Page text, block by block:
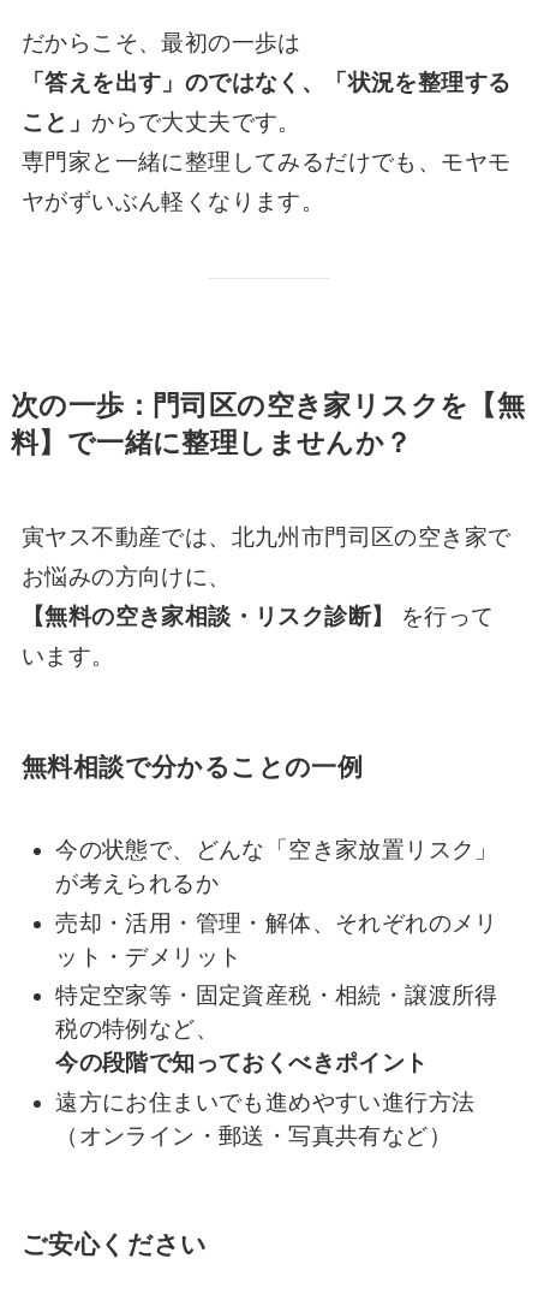
だからこそ、最初の一歩は
「答えを出す」のではなく、「状況を整理する
こと」 からで大丈夫です。
専門家と一緒に整理してみるだけでも、モヤモ
ヤがずいぶん軽くなります。
次の一歩：門司区の空き家リスクを【無
料】で一緒に整理しませんか？
寅ヤス不動産では、北九州市門司区の空き家で
お悩みの方向けに、
【無料の空き家相談・リスク診断】
を行って
います。
無料相談で分かることの一例
今の状態で、どんな「空き家放置リスク」
が考えられるか
売却・活用・管理・解体、それぞれのメリ
ット・デメリット
特定空家等・固定資産税・相続・譲渡所得
税の特例など、
今の段階で知っておくべきポイント
遠方にお住まいでも進めやすい進行方法
（オンライン・郵送・写真共有など）
ご安心ください